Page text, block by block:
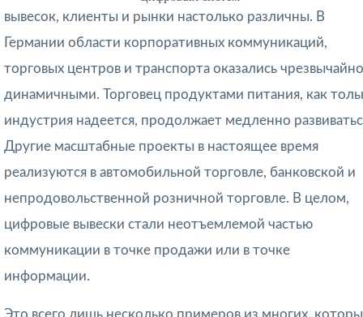
вывесок, клиенты и рынки настолько различны. В
Германии области корпоративных коммуникаций,
торговых центров и транспорта оказались чрезвычайно
динамичными. Торговец продуктами питания, как
индустрия надеется, продолжает медленно
Другие масштабные проекты в настоящее время
реализуются в автомобильной торговле, банковской и
непродовольственной розничной торговле. В целом,
цифровые вывески стали неотъемлемой частью
коммуникации в точке продажи или в точке
информации.